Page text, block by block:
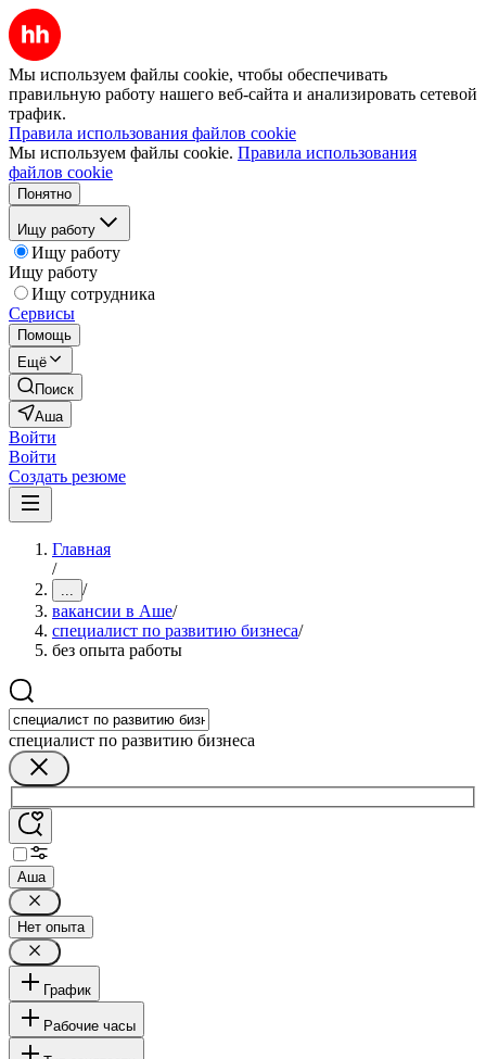
Мы используем файлы cookie, чтобы обеспечивать
правильную работу нашего веб-сайта и анализировать сетевой
трафик.
Правила использования файлов cookie
Мы используем файлы cookie. Правила использования
файлов cookie
Понятно
Ищу работу
Ищу работу
Ищу работу
Ищу сотрудника
Сервисы
Помощь
Ещё
Поиск
Аша
Войти
Войти
Создать резюме
Главная
/
... /
вакансии в Аше/
специалист по развитию бизнеса/
без опыта работы
специалист по развитию бизнеса
Аша
Нет опыта
График
Рабочие часы